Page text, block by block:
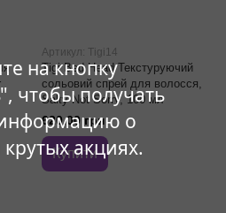
на кнопку
чтобы получать
о
крутых акциях.
Артикул: Tigi14
Tigi Bed Head Текстуруючий
сольовий спрей для волосся,
Salty Not Sorry, 100 мл
620.00 грн
Купити